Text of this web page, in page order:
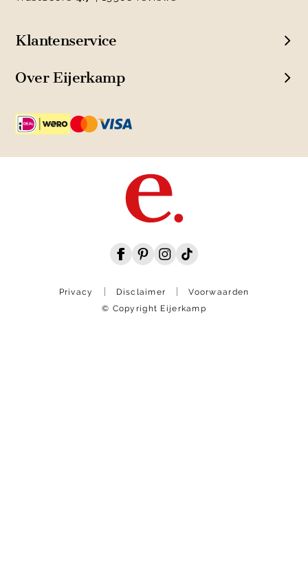
Klantenservice
Over Eijerkamp
Privacy Disclaimer
Voorwaarden
© Copyright Eijerkamp